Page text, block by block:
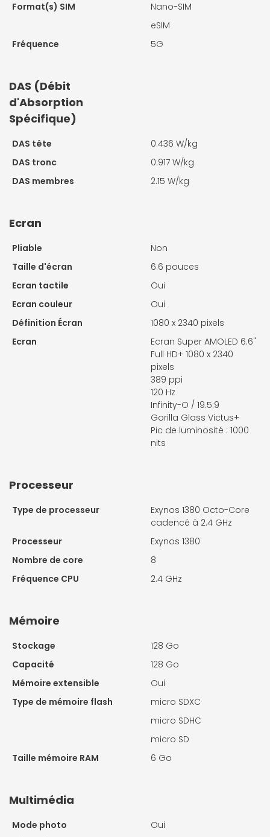
Format(s) SIM
Nano-SIM
eSIM
Fréquence
5G
DAS (Débit
d'Absorption
Spécifique)
DAS tête
0.436 W/kg
DAS tronc
0.917 W/kg
DAS membres
2.15 W/kg
Ecran
Pliable
Non
Taille d'écran
6.6 pouces
Ecran tactile
Oui
Ecran couleur
Oui
Définition Écran
1080 x 2340 pixels
Ecran
Ecran Super AMOLED 6.6"
Full HD+ 1080 x 2340
pixels
389 ppi
120 Hz
Infinity-O / 19.5:9
Gorilla Glass Victus+
Pic de luminosité : 1000
nits
Processeur
Type de processeur
Exynos 1380 Octo-Core
cadencé à 2.4 GHz
Processeur
Exynos 1380
Nombre de core
8
Fréquence CPU
2.4 GHz
Mémoire
Stockage
128 Go
Capacité
128 Go
Mémoire extensible
Oui
Type de mémoire flash
micro SDXC
micro SDHC
micro SD
Taille mémoire RAM
6 Go
Multimédia
Mode photo
Oui